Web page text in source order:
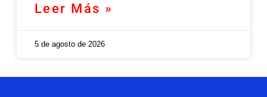
Leer Más »
5 de agosto de 2026